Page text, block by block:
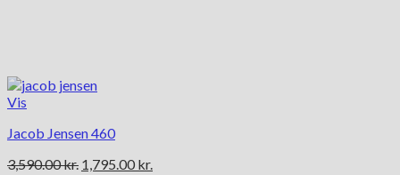
Vis
Jacob Jensen 460
3,590.00kr. Den
1,795.00 kr.